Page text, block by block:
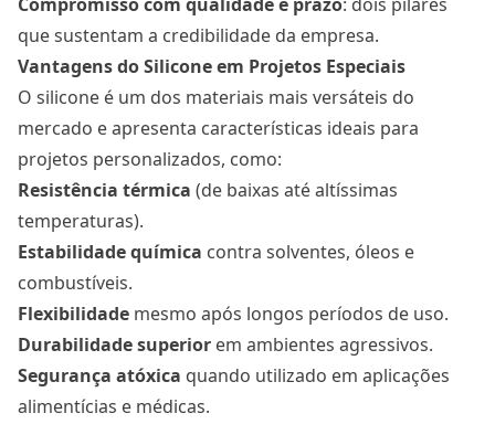
que sustentam a credibilidade da empresa.
Vantagens do Silicone em Projetos Especiais
O silicone é um dos materiais mais versáteis do
mercado e apresenta características ideais para
projetos personalizados, como:
Resistência térmica (de baixas até altíssimas
temperaturas).
Estabilidade química contra solventes, óleos e
combustíveis.
Flexibilidade mesmo após longos períodos de uso.
Durabilidade superior em ambientes agressivos.
Segurança atóxica quando utilizado em aplicações
alimentícias e médicas.